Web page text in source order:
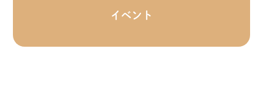
イベント